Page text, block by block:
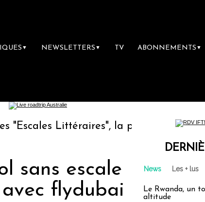
▼ NEWSLETTERS ▼ TV ABONNEMENTS ▼
Littéraires", la première librairie du
sans escale
flydubai
News Les + lus
Le Rwanda, un
altitude